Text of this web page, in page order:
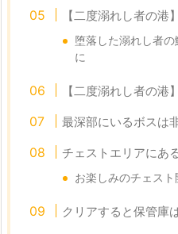
【二度溺れし者の
堕落した溺れし者
に
【二度溺れし者の
最深部にいるボスは
チェストエリアにあ
お楽しみのチェスト
クリアすると保管庫